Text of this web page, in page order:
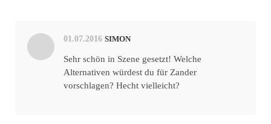
01.07.2016 SIMON
Sehr schön in Szene gesetzt! Welche
Alternativen würdest du für Zander
vorschlagen? Hecht vielleicht?